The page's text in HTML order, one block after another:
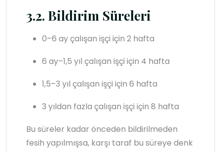
3.2. Bildirim Süreleri
0–6 ay çalışan işçi için 2 hafta
6 ay–1,5 yıl çalışan işçi için 4 hafta
1,5–3 yıl çalışan işçi için 6 hafta
3 yıldan fazla çalışan işçi için 8 hafta
Bu süreler kadar önceden bildirilmeden
fesih yapılmışsa, karşı taraf bu süreye denk